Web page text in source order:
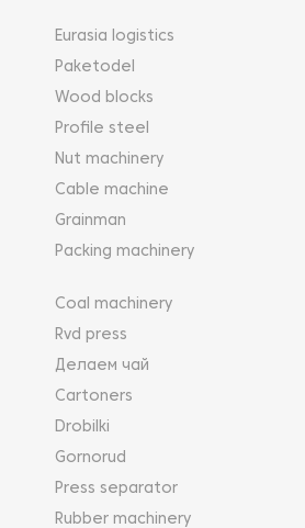
Eurasia logistics
Paketodel
Wood blocks
Profile steel
Nut machinery
Cable machine
Grainman
Packing machinery
Coal machinery
Rvd press
Делаем чай
Cartoners
Drobilki
Gornorud
Press separator
Rubber machinery